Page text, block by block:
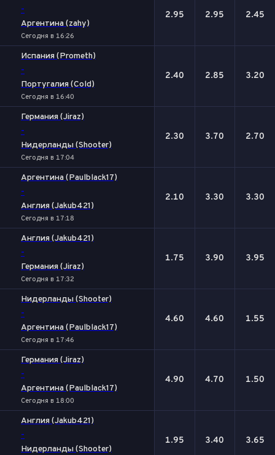
-
Аргентина (zahy)
Сегодня в 16:26
2.95 2.95 2.45
Испания (Prometh)
-
Португалия (Cold)
Сегодня в 16:40
2.40 2.85 3.20
Германия (Jiraz)
-
Нидерланды (Shooter)
Сегодня в 17:04
2.30 3.70 2.70
Аргентина (Paulblack17)
-
Англия (Jakub421)
Сегодня в 17:18
2.10 3.30 3.30
Англия (Jakub421)
-
Германия (Jiraz)
Сегодня в 17:32
1.75 3.90 3.95
Нидерланды (Shooter)
-
Аргентина (Paulblack17)
Сегодня в 17:46
4.60 4.60 1.55
Германия (Jiraz)
-
Аргентина (Paulblack17)
Сегодня в 18:00
4.90 4.70 1.50
Англия (Jakub421)
-
Нидерланды (Shooter)
1.95 3.40 3.65